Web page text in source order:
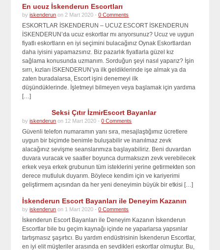
En ucuz İskenderun Escortları
byiskenderun on 2 Mart 2020 -0 Comments
ESKORTLAR İSKENDERUN – UCUZ ESCORT İSKENDERUN
İSKENDERUN’da ucuz eskortlar mı arıyorsunuz? Ucuz ve uygun
fiyatlı eskortların en iyi seçimini bulacağınız Oynak Eskortlardan
daha iyisini yapamazsınız. Biz pazarlık fiyatlarla güzel kız
sağlama konusunda uzmanım. Sorduğun şeyi nasıl yaparız? İşin
sırrı, kızları İSKENDERUN’ya ilk geldiklerinde işe almak ya da
zaten buradalarsa, Escort işini denemeyi ilk
düşündüklerinde. İşletmeyi bilmeyen veya başlamak için yardıma
[…]
Seksi Çıtır İzmirEscort Bayanlar
byiskenderun on 12 Mart 2020 -0 Comments
Güvenli telefon numaramın yanı sıra, mesajlaştığımız ücretlere
uygun bir biçimde benimle buluşabilir ve inanılmaz zevk
alacağınız sevişme seanslarımıza başlayabiliriz. Beni duvardan
duvara vuracak ve saatler boyunca durmaksızın zevk verebilecek
erkek veya erkek grubunun tüm isteklerini yerine getirmekten son
derece mutluluk duyarım. Böylece kendim için ve kariyerimi
geliştirmem açısından da her yeni deneyimin büyük bir etkisi […]
İskenderun Escort Bayanları ile Deneyim Kazanın
byiskenderun on 1 Mart 2020 -0 Comments
İskenderun Escort Bayanları ile Deneyim Kazanın İskenderun
Escortlar bile bu geçim kaynağı içinde ne yaparlarsa yapsınlar
tartışmasız şaşırtıcı. Bu yardım endüstrisinin İskenderun Escortlar,
en iyi elit müşteriler arasında en sevdikleri eskortlar olmuştur. Bu,